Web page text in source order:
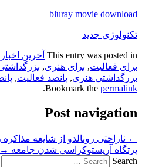
bluray movie download
تکنولوژی جدید
This entry was posted in آخرین
برای فعالیت, برای هنری,
بزرگداشتی هنری, پانصد فعالیت,
Bookmark the permalink
.
Post navigation
← ناراحتی رونالدو از شایعه مذاکره
پرتگاه آریستوکراسی شدن جامعه →
Search